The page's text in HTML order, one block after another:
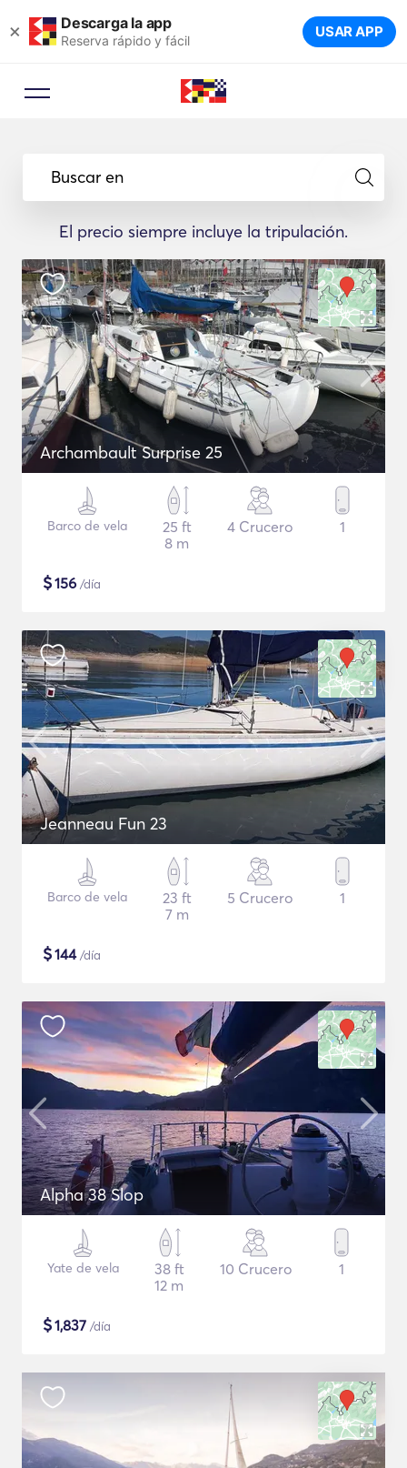
× Descarga la app
Reserva rápido y fácil USAR APP
Buscar en
El precio siempre incluye la tripulación.
Archambault Surprise 25
Barco de vela
25 ft
8 m
4 Crucero 1
$156 /día
Jeanneau Fun 23
Barco de vela
23 ft
7 m
5 Crucero 1
$144/día
Alpha 38 Slop
Yate de vela
38 ft
12 m
10 Crucero 1
$1,837 /día